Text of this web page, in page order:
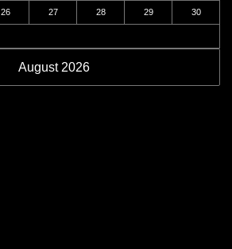
August 2026
26 27 28 29 30